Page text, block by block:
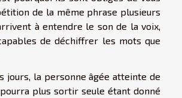
de la même phrase plusieurs
à entendre le son de la voix,
de déchiffrer les mots que
jours, la personne âgée atteinte de
plus sortir seule étant donné